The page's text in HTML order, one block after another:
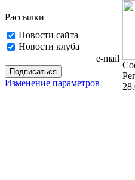
Рассылки
Новости сайта
Новости клуба
e-mail
Изменение параметров